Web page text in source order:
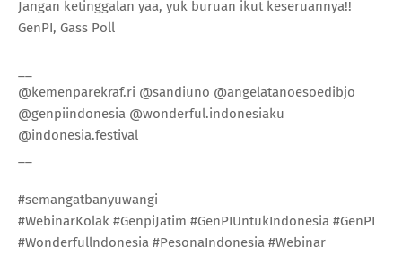
Jangan ketinggalan yaa, yuk buruan ikut keseruannya!!
GenPI, Gass Poll
@kemenparekraf.ri @sandiuno @angelatanoesoedibjo
@genpiindonesia @wonderful.indonesiaku
@indonesia.festival
#semangatbanyuwangi
#WebinarKolak #GenpiJatim #GenPIUntukIndonesia #GenPI
#Wonderfullndonesia #PesonaIndonesia #Webinar